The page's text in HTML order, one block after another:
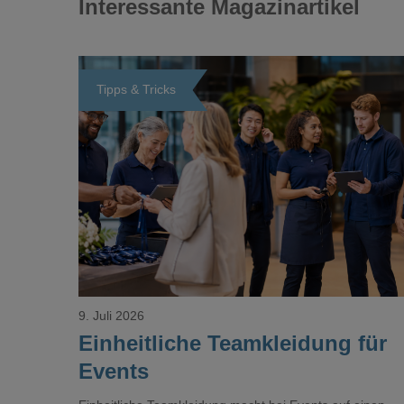
Interessante Magazinartikel
Tipps & Tricks
Einheitliche Teamkleidung für
Events
9. Juli 2026